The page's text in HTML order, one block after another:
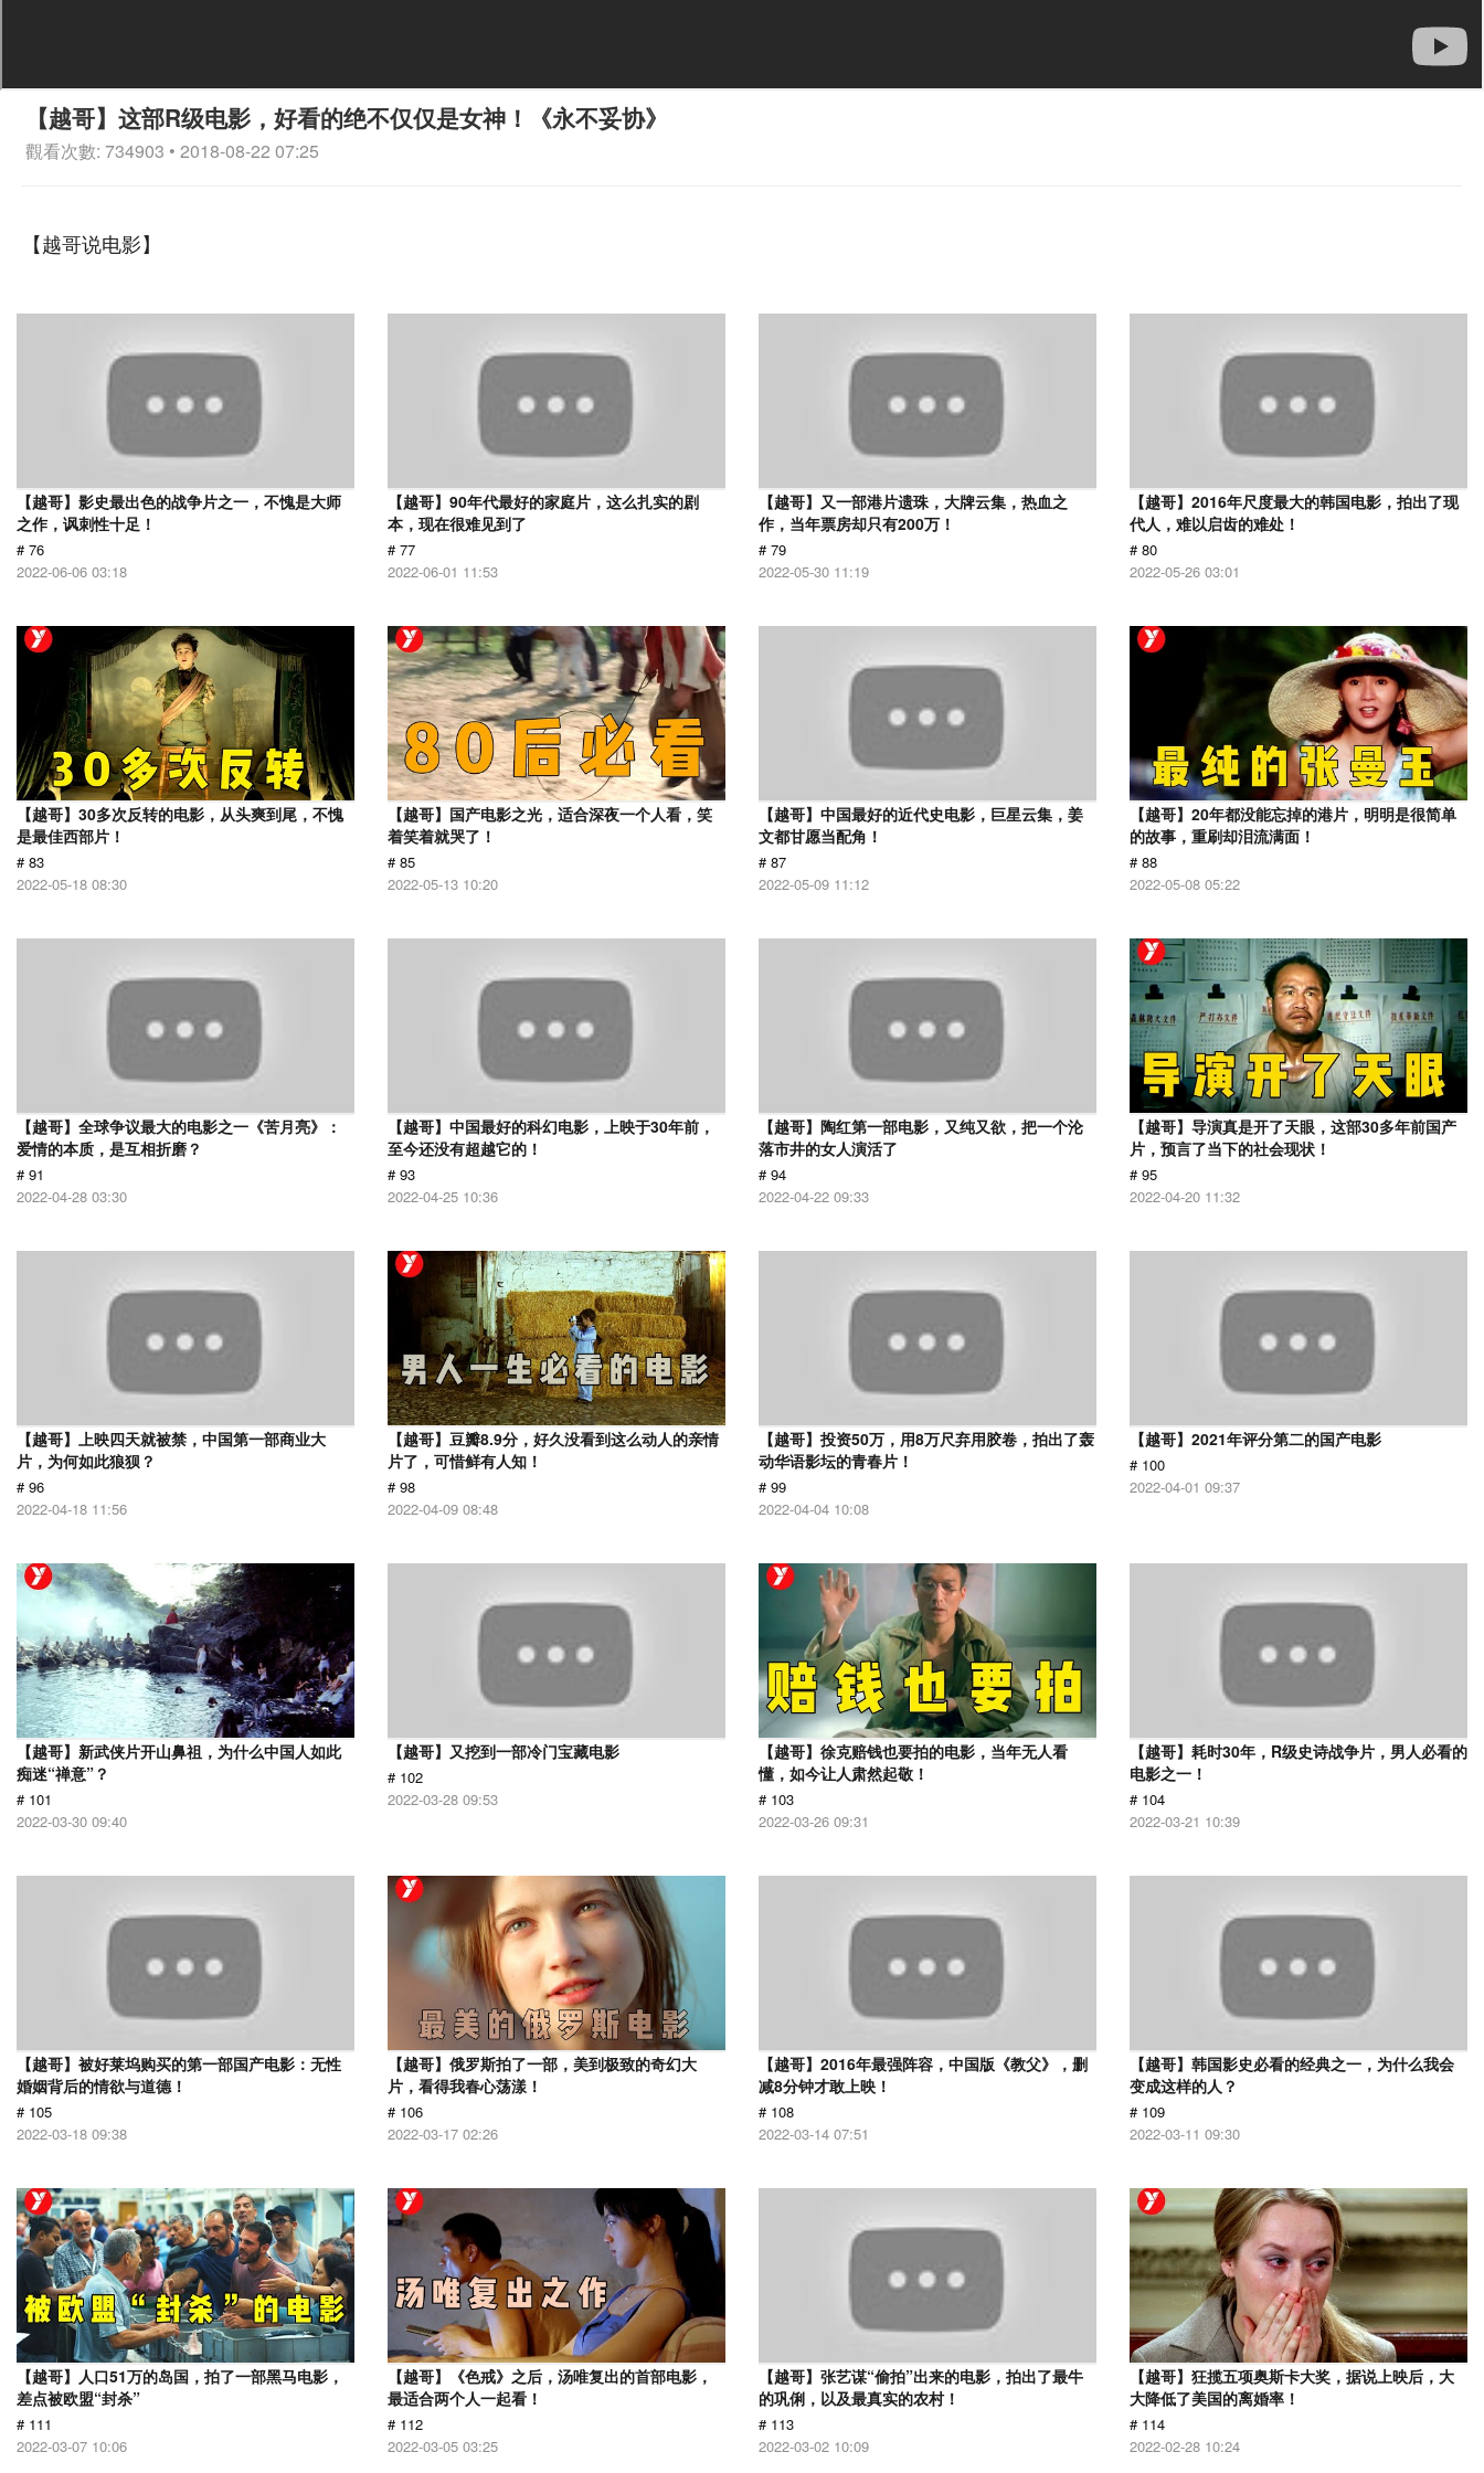
【越哥】这部R级电影，好看的绝不仅仅是女神！《永不妥协》
觀看次數: 734903 • 2018-08-22 07:25
【越哥说电影】
【越哥】影史最出色的战争片之一，不愧是大师
之作，讽刺性十足！
# 76
2022-06-06 03:18
【越哥】90年代最好的家庭片，这么扎实的剧
本，现在很难见到了
# 77
2022-06-01 11:53
【越哥】又一部港片遗珠，大牌云集，热血之
作，当年票房却只有200万！
# 79
2022-05-30 11:19
【越哥】2016年尺度最大的韩国电影，拍出了现
代人，难以启齿的难处！
# 80
2022-05-26 03:01
【越哥】30多次反转的电影，从头爽到尾，不愧
是最佳西部片！
# 83
2022-05-18 08:30
【越哥】国产电影之光，适合深夜一个人看，笑
着笑着就哭了！
# 85
2022-05-13 10:20
【越哥】中国最好的近代史电影，巨星云集，姜
文都甘愿当配角！
# 87
2022-05-09 11:12
【越哥】20年都没能忘掉的港片，明明是很简单
的故事，重刷却泪流满面！
# 88
2022-05-08 05:22
【越哥】全球争议最大的电影之一《苦月亮》：
爱情的本质，是互相折磨？
# 91
2022-04-28 03:30
【越哥】中国最好的科幻电影，上映于30年前，
至今还没有超越它的！
# 93
2022-04-25 10:36
【越哥】陶红第一部电影，又纯又欲，把一个沦
落市井的女人演活了
# 94
2022-04-22 09:33
【越哥】导演真是开了天眼，这部30多年前国产
片，预言了当下的社会现状！
# 95
2022-04-20 11:32
【越哥】上映四天就被禁，中国第一部商业大
片，为何如此狼狈？
# 96
2022-04-18 11:56
【越哥】豆瓣8.9分，好久没看到这么动人的亲情
片了，可惜鲜有人知！
# 98
2022-04-09 08:48
【越哥】投资50万，用8万尺弃用胶卷，拍出了轰
动华语影坛的青春片！
# 99
2022-04-04 10:08
【越哥】2021年评分第二的国产电影
# 100
2022-04-01 09:37
【越哥】新武侠片开山鼻祖，为什么中国人如此
痴迷“禅意”？
# 101
2022-03-30 09:40
【越哥】又挖到一部冷门宝藏电影
# 102
2022-03-28 09:53
【越哥】徐克赔钱也要拍的电影，当年无人看
懂，如今让人肃然起敬！
# 103
2022-03-26 09:31
【越哥】耗时30年，R级史诗战争片，男人必看的
电影之一！
# 104
2022-03-21 10:39
【越哥】被好莱坞购买的第一部国产电影：无性
婚姻背后的情欲与道德！
# 105
2022-03-18 09:38
【越哥】俄罗斯拍了一部，美到极致的奇幻大
片，看得我春心荡漾！
# 106
2022-03-17 02:26
【越哥】2016年最强阵容，中国版《教父》，删
减8分钟才敢上映！
# 108
2022-03-14 07:51
【越哥】韩国影史必看的经典之一，为什么我会
变成这样的人？
# 109
2022-03-11 09:30
【越哥】人口51万的岛国，拍了一部黑马电影，
差点被欧盟“封杀”
# 111
2022-03-07 10:06
【越哥】《色戒》之后，汤唯复出的首部电影，
最适合两个人一起看！
# 112
2022-03-05 03:25
【越哥】张艺谋“偷拍”出来的电影，拍出了最牛
的巩俐，以及最真实的农村！
# 113
2022-03-02 10:09
【越哥】狂揽五项奥斯卡大奖，据说上映后，大
大降低了美国的离婚率！
# 114
2022-02-28 10:24